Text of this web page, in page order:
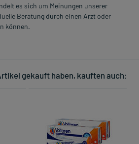
213 mg
325 mg
+
zur pH-Wert-
insgesamt
127,88 mg
es sich um Meinungen unserer
Beratung durch einen Arzt oder
können.
gekauft haben, kauften auch: